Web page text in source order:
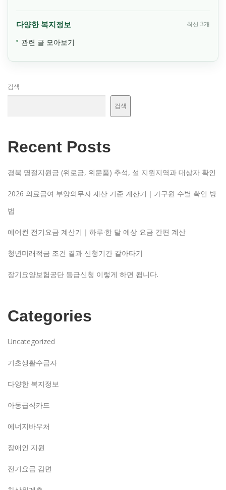
다양한 복지정보 최신 3개
관련 글 모아보기
검색
검색
Recent Posts
경북 명절지원금 (위로금, 위문품) 추석, 설 지원지역과 대상자 확인
2026 의료급여 부양의무자 재산 기준 계산기｜가구원 수별 확인 방
법
에어컨 전기요금 계산기｜하루·한 달 예상 요금 간편 계산
청년미래적금 조건 결과 신청기간 갈아타기
장기요양보험공단 등급신청 이렇게 하면 됩니다.
Categories
Uncategorized
기초생활수급자
다양한 복지정보
아동급식카드
에너지바우처
장애인 지원
전기요금 감면